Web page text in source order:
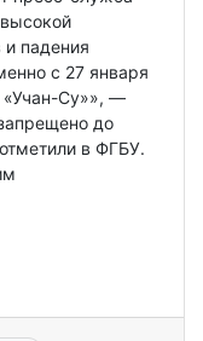
падения
с 27 января
«Учан-Су»», —
до
в ФГБУ.